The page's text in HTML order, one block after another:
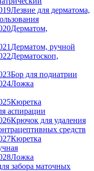
Лезвие для дерматома,
Дерматом,
Дерматом, ручной
Дерматоскоп,
Бор для подиатрии
Ложка
Кюретка
аспирации
Крючок для удаления
средств
Кюретка
Ложка
забора маточных